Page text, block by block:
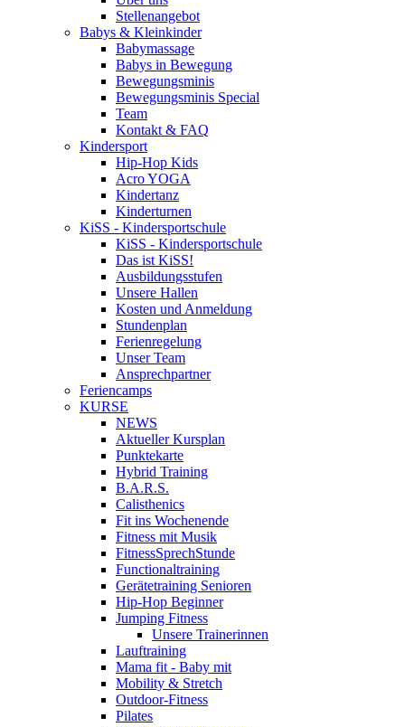
Stellenangebot
Babys & Kleinkinder
Babymassage
Babys in Bewegung
Bewegungsminis
Bewegungsminis Special
Team
Kontakt & FAQ
Kindersport
Hip-Hop Kids
Acro YOGA
Kindertanz
Kinderturnen
KiSS - Kindersportschule
KiSS - Kindersportschule
Das ist KiSS!
Ausbildungsstufen
Unsere Hallen
Kosten und Anmeldung
Stundenplan
Ferienregelung
Unser Team
Ansprechpartner
Feriencamps
KURSE
NEWS
Aktueller Kursplan
Punktekarte
Hybrid Training
B.A.R.S.
Calisthenics
Fit ins Wochenende
Fitness mit Musik
FitnessSprechStunde
Functionaltraining
Gerätetraining Senioren
Hip-Hop Beginner
Jumping Fitness
Unsere Trainerinnen
Lauftraining
Mama fit - Baby mit
Mobility & Stretch
Outdoor-Fitness
Pilates